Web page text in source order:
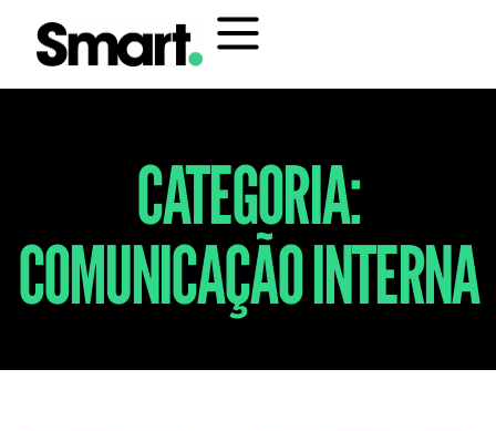
CATEGORIA:
COMUNICAÇÃO INTERNA